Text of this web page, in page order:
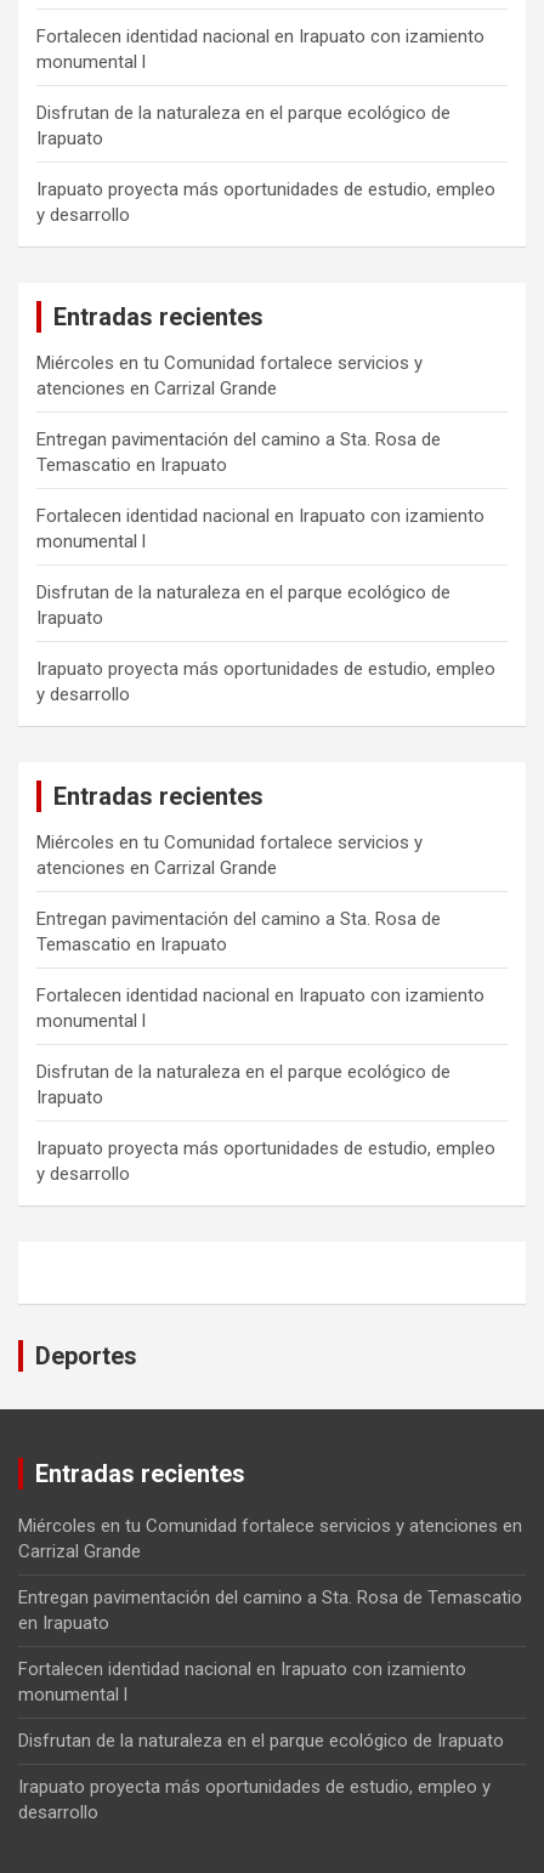
Fortalecen identidad nacional en Irapuato con izamiento
monumental l
Disfrutan de la naturaleza en el parque ecológico de
Irapuato
Irapuato proyecta más oportunidades de estudio, empleo
y desarrollo
Entradas recientes
Miércoles en tu Comunidad fortalece servicios y
atenciones en Carrizal Grande
Entregan pavimentación del camino a Sta. Rosa de
Temascatio en Irapuato
Fortalecen identidad nacional en Irapuato con izamiento
monumental l
Disfrutan de la naturaleza en el parque ecológico de
Irapuato
Irapuato proyecta más oportunidades de estudio, empleo
y desarrollo
Entradas recientes
Miércoles en tu Comunidad fortalece servicios y
atenciones en Carrizal Grande
Entregan pavimentación del camino a Sta. Rosa de
Temascatio en Irapuato
Fortalecen identidad nacional en Irapuato con izamiento
monumental l
Disfrutan de la naturaleza en el parque ecológico de
Irapuato
Irapuato proyecta más oportunidades de estudio, empleo
y desarrollo
Deportes
Entradas recientes
Miércoles en tu Comunidad fortalece servicios y atenciones en
Carrizal Grande
Entregan pavimentación del camino a Sta. Rosa de Temascatio
en Irapuato
Fortalecen identidad nacional en Irapuato con izamiento
monumental l
Disfrutan de la naturaleza en el parque ecológico de Irapuato
Irapuato proyecta más oportunidades de estudio, empleo y
desarrollo